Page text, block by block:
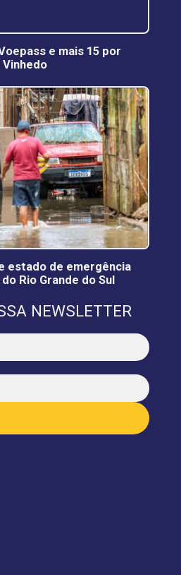
e mais 15 por
estado de emergência
Rio Grande do Sul
NEWSLETTER